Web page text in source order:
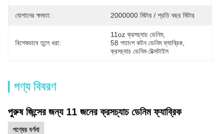
যোগানের ক্ষমতা: 2000000 মিটার / প্রতি বছর মিটার
বিশেষভাবে তুলে ধরা:
11oz ক্রসচ্যাচ ডেনিম,
58 শতাংশ কটন ডেনিম ফ্যাব্রিক
ক্রসচ্যাচ ডেনিম টেক্সটাইল
পণ্য বিবরণ
পুরুষ জিন্সের জন্য 11 জনের ক্রসচ্যাচ ডেনিম ফ্যাব্রিক
পণ্যের বর্ণনা